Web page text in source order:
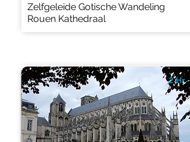
Zelfgeleide Gotische Wandeling
Rouen Kathedraal
2 Hr